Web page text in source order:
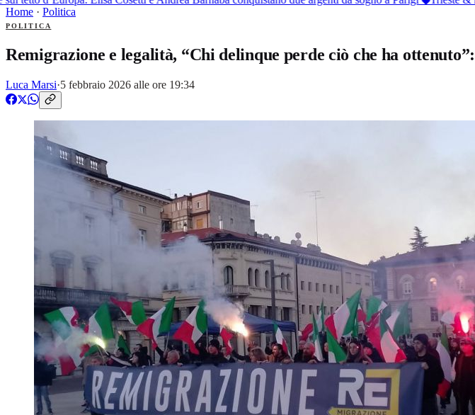
Home · Politica
POLITICA
Remigrazione e legalità, “Chi delinque perde ciò che ha
Luca Marsi·5 febbraio 2026 alle ore 19:34